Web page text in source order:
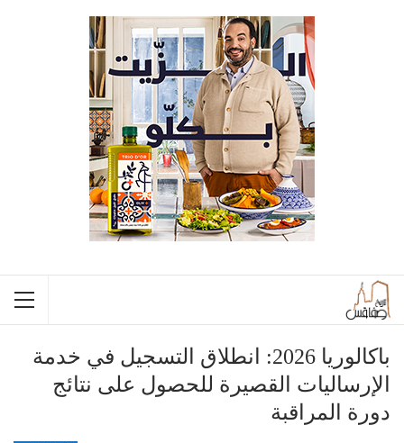
باكالوريا 2026: انطلاق التسجيل في خدمة
الإرساليات القصيرة للحصول على نتائج
دورة المراقبة